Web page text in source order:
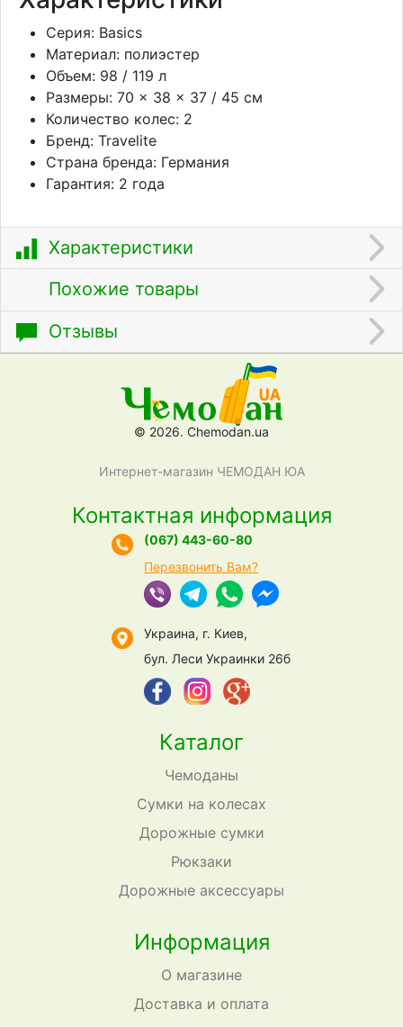
Серия: Basics
Материал: полиэстер
Объем: 98 / 119 л
Размеры: 70 × 38 × 37 / 45 см
Количество колес: 2
Бренд: Travelite
Страна бренда: Германия
Гарантия: 2 года
Характеристики
Похожие товары
Отзывы
© 2026. Chemodan.ua
Интернет-магазин ЧЕМОДАН ЮА
Каталог
Чемоданы
Сумки на колесах
Дорожные сумки
Рюкзаки
Дорожные аксессуары
Информация
О магазине
Доставка и оплата
Контактная информация
(067) 443-60-80
Перезвонить Вам?
Украина, г. Киев,
бул. Леси Украинки 26б